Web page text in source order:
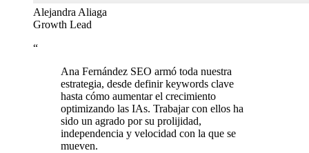
Alejandra Aliaga
Growth Lead
“
Ana Fernández SEO armó toda nuestra
estrategia, desde definir keywords clave
hasta cómo aumentar el crecimiento
optimizando las IAs. Trabajar con ellos ha
sido un agrado por su prolijidad,
independencia y velocidad con la que se
mueven.